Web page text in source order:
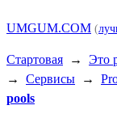
UMGUM.COM (
Стартовая → Это
→ Сервисы →
pools